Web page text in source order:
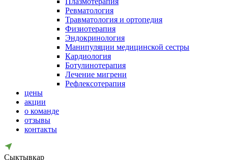
Ревматология
Травматология и ортопедия
Физиотерапия
Эндокринология
Манипуляции медицинской сестры
Кардиология
Ботулинотерапия
Лечение мигрени
Рефлексотерапия
цены
акции
о команде
отзывы
контакты
Сыктывкар